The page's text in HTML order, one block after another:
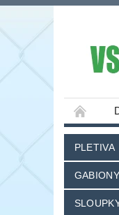
PLETIVA
GABIONY